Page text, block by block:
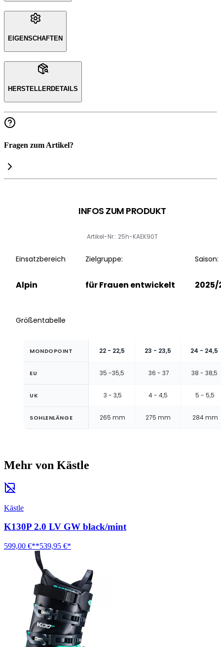
EIGENSCHAFTEN
HERSTELLERDETAILS
Fragen zum Artikel?
INFOS ZUM PRODUKT
Artikel-Nr.: 25h-KAEK90T
Einsatzbereich
Alpin
Zielgruppe:
für Frauen entwickelt
Saison:
2025/
Größentabelle
MONDOPOINT 22 - 22,5 23 - 23,5 24 - 24,5
EU 35 -35,5 36 - 37 38 - 38,5
UK 3 - 3,5 4 - 4,5 5 - 5,5
SOHLENLÄNGE 265 mm 275 mm 284 mm
Mehr von Kästle
Kästle
K130P 2.0 LV GW black/mint
599,00 €**539,95 €*